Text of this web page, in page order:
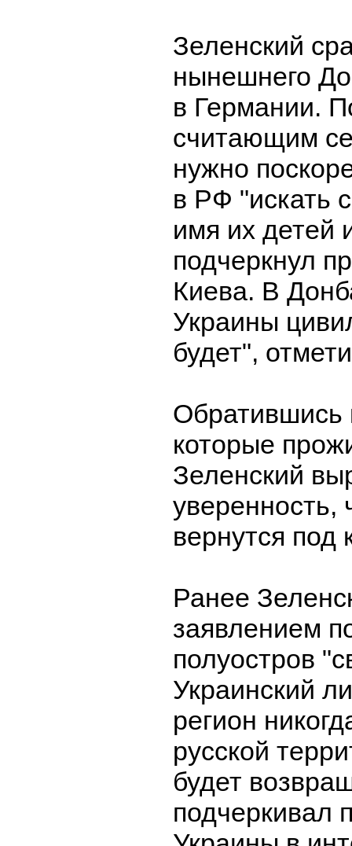
Зеленский
нынешнего
в Германии.
считающим
нужно
в РФ "искать
имя их детей
подчеркнул
Киева. В
Украины
будет",
Обратившись
которые
Зеленский
уверенность,
вернутся под
Ранее
заявлением
полуостров
Украинский
регион
русской
будет
подчеркивал